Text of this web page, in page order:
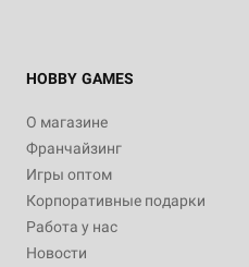
HOBBY GAMES
О магазине
Франчайзинг
Игры оптом
Корпоративные подарки
Работа у нас
Новости